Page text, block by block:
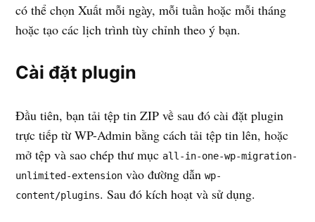
có thể chọn Xuất mỗi ngày, mỗi tuần hoặc mỗi tháng
hoặc tạo các lịch trình tùy chỉnh theo ý bạn.
Cài đặt plugin
Đầu tiên, bạn tải tệp tin ZIP về sau đó cài đặt plugin
trực tiếp từ WP-Admin bằng cách tải tệp tin lên, hoặc
mở tệp và sao chép thư mục all-in-one-wp-migration-
unlimited-extension vào đường dẫnwp-
content/plugins. Sau đó kích hoạt và sử dụng.